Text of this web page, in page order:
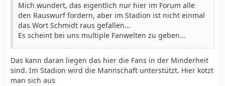
Mich wundert, das eigentlich nur hier im Forum alle
den Rauswurf fordern, aber im Stadion ist nicht einmal
das Wort Schmidt raus gefallen...
Es scheint bei uns multiple Fanwelten zu geben...
Das kann daran liegen das hier die Fans in der Minderheit
sind. Im Stadion wird die Mannschaft unterstützt. Hier kotzt
man sich aus